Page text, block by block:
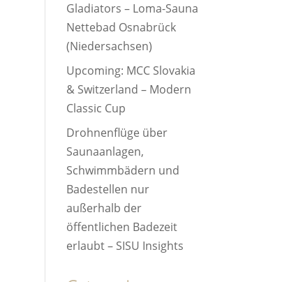
Gladiators – Loma-Sauna
Nettebad Osnabrück
(Niedersachsen)
Upcoming: MCC Slovakia
& Switzerland – Modern
Classic Cup
Drohnenflüge über
Saunaanlagen,
Schwimmbädern und
Badestellen nur
außerhalb der
öffentlichen Badezeit
erlaubt – SISU Insights